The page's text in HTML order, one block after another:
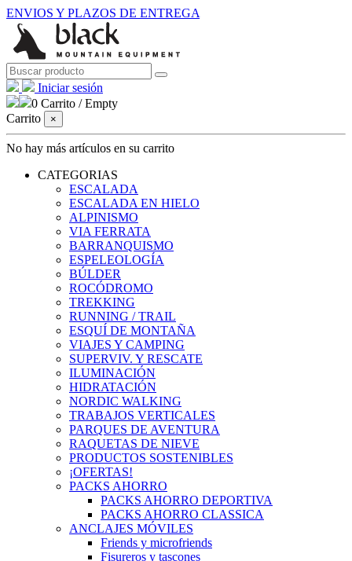
ENVIOS Y PLAZOS DE ENTREGA
Iniciar sesión
0 Carrito /Empty
Carrito
×
No hay más artículos en su carrito
CATEGORIAS
ESCALADA
ESCALADA EN HIELO
ALPINISMO
VIA FERRATA
BARRANQUISMO
ESPELEOLOGÍA
BÚLDER
ROCÓDROMO
TREKKING
RUNNING / TRAIL
ESQUÍ DE MONTAÑA
VIAJES Y CAMPING
SUPERVIV. Y RESCATE
ILUMINACIÓN
HIDRATACIÓN
NORDIC WALKING
TRABAJOS VERTICALES
PARQUES DE AVENTURA
RAQUETAS DE NIEVE
PRODUCTOS SOSTENIBLES
¡OFERTAS!
PACKS AHORRO
PACKS AHORRO DEPORTIVA
PACKS AHORRO CLASSICA
ANCLAJES MÓVILES
Friends y microfriends
Fisureros y tascones